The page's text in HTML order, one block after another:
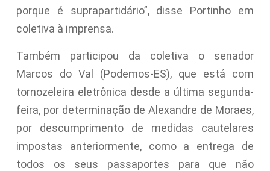
porque é suprapartidário”, disse Portinho em
coletiva à imprensa.
Também participou da coletiva o senador
Marcos do Val (Podemos-ES), que está com
tornozeleira eletrônica desde a última segunda-
feira, por determinação de Alexandre de Moraes,
por descumprimento de medidas cautelares
impostas anteriormente, como a entrega de
todos os seus passaportes para que não